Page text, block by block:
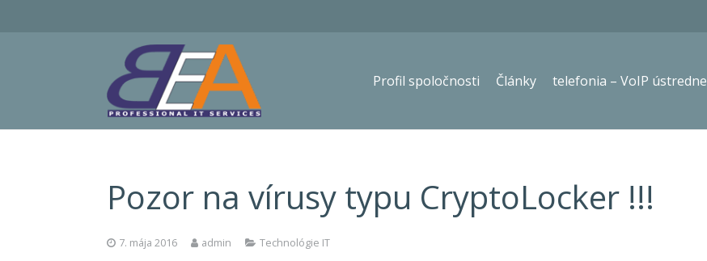
Profil spoločnosti Články telefonia – VoIP ústredne
Pozor na vírusy typu CryptoLocker !!!
7. mája 2016 admin Technológie IT